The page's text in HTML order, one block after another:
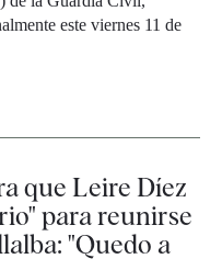
este viernes 11 de
que Leire Díez
para reunirse
"Quedo a